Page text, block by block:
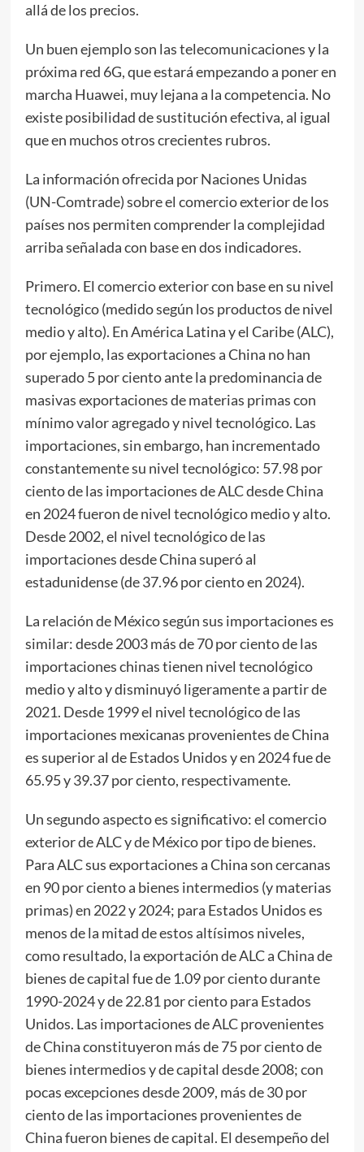
allá de los precios.
Un buen ejemplo son las telecomunicaciones y la
próxima red 6G, que estará empezando a poner en
marcha Huawei, muy lejana a la competencia. No
existe posibilidad de sustitución efectiva, al igual
que en muchos otros crecientes rubros.
La información ofrecida por Naciones Unidas
(UN-Comtrade) sobre el comercio exterior de los
países nos permiten comprender la complejidad
arriba señalada con base en dos indicadores.
Primero. El comercio exterior con base en su nivel
tecnológico (medido según los productos de nivel
medio y alto). En América Latina y el Caribe (ALC),
por ejemplo, las exportaciones a China no han
superado 5 por ciento ante la predominancia de
masivas exportaciones de materias primas con
mínimo valor agregado y nivel tecnológico. Las
importaciones, sin embargo, han incrementado
constantemente su nivel tecnológico: 57.98 por
ciento de las importaciones de ALC desde China
en 2024 fueron de nivel tecnológico medio y alto.
Desde 2002, el nivel tecnológico de las
importaciones desde China superó al
estadunidense (de 37.96 por ciento en 2024).
La relación de México según sus importaciones es
similar: desde 2003 más de 70 por ciento de las
importaciones chinas tienen nivel tecnológico
medio y alto y disminuyó ligeramente a partir de
2021. Desde 1999 el nivel tecnológico de las
importaciones mexicanas provenientes de China
es superior al de Estados Unidos y en 2024 fue de
65.95 y 39.37 por ciento, respectivamente.
Un segundo aspecto es significativo: el comercio
exterior de ALC y de México por tipo de bienes.
Para ALC sus exportaciones a China son cercanas
en 90 por ciento a bienes intermedios (y materias
primas) en 2022 y 2024; para Estados Unidos es
menos de la mitad de estos altísimos niveles,
como resultado, la exportación de ALC a China de
bienes de capital fue de 1.09 por ciento durante
1990-2024 y de 22.81 por ciento para Estados
Unidos. Las importaciones de ALC provenientes
de China constituyeron más de 75 por ciento de
bienes intermedios y de capital desde 2008; con
pocas excepciones desde 2009, más de 30 por
ciento de las importaciones provenientes de
China fueron bienes de capital. El desempeño del